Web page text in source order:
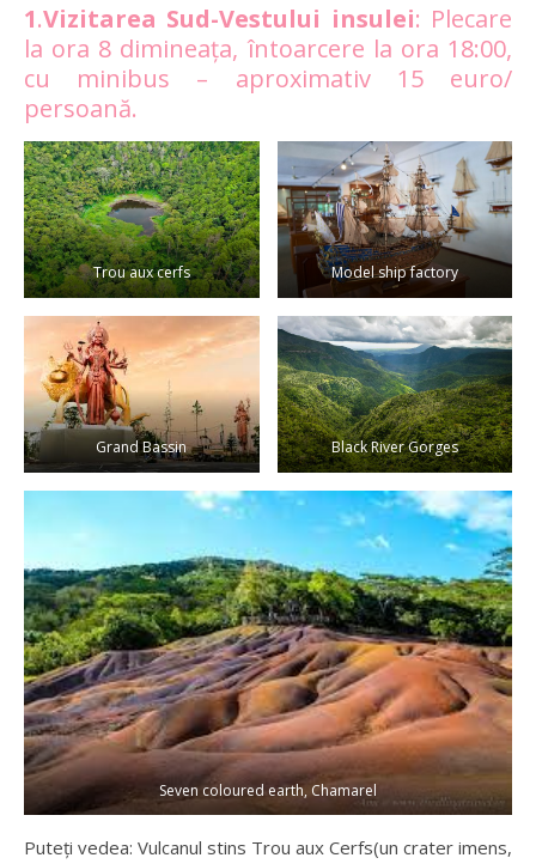
1.Vizitarea Sud-Vestului insulei: Plecare
la ora 8 dimineața, întoarcere la ora 18:00,
cu minibus – aproximativ 15 euro/
persoană.
Trou aux cerfs Model ship factory
Grand Bassin Black River Gorges
Seven coloured earth, Chamarel
Puteți vedea: Vulcanul stins Trou aux Cerfs(un crater imens,